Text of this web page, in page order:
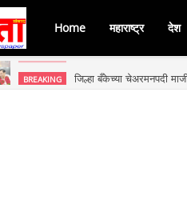
Home महाराष्ट्र देश
BREAKING जिल्हा बँकेच्या चेअरमनपदी